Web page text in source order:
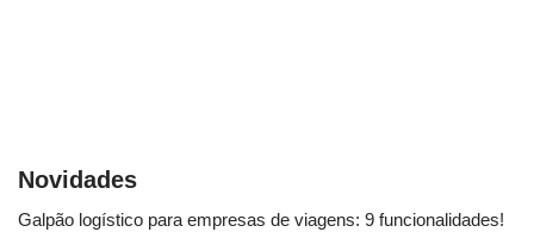
Novidades
Galpão logístico para empresas de viagens: 9 funcionalidades!